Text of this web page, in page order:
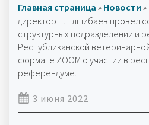
Главная страница » Новости »
директор Т. Елшибаев провел
структурных подразделении и
Республиканской
формате ZOOM о участии в
референдуме.
3 июня 2022